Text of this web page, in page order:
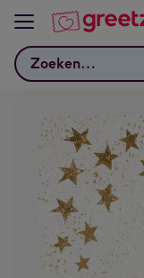
Bekijk meer
Zoeken